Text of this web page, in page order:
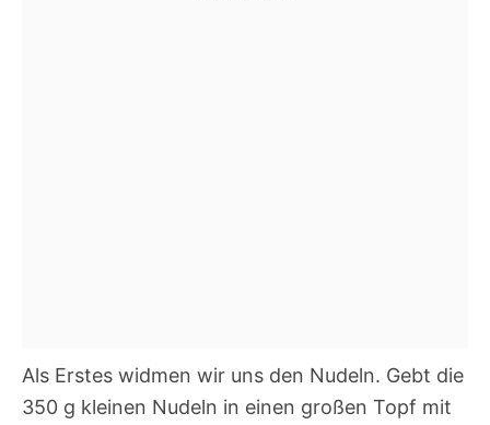
Als Erstes widmen wir uns den Nudeln. Gebt die
350 g kleinen Nudeln in einen großen Topf mit